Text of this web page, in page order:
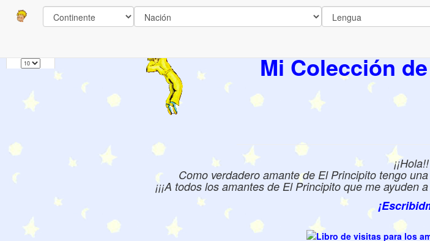
Mi Colección
¡¡Hola!!
Como verdadero amante de El Principito tengo
¡¡¡A todos los amantes de El Principito que me
Paginas